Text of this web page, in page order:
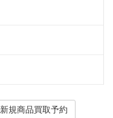
新規商品買取予約